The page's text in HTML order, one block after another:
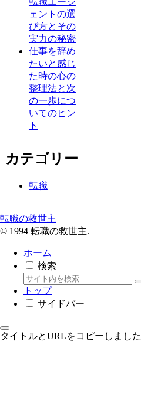
ェントの選
び方とその
実力の秘密
仕事を辞め
たいと感じ
た時の心の
整理法と次
の一歩につ
いてのヒン
ト
カテゴリー
転職
転職の救世主
© 1994 転職の救世主.
ホーム
検索
トップ
サイドバー
タイトルとURLをコピーしました